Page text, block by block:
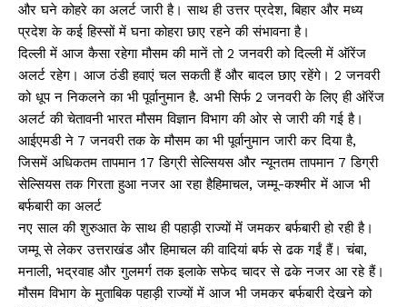
और घने कोहरे का अलर्ट जारी है। साथ ही उत्तर प्रदेश, बिहार और मध्य
प्रदेश के कई हिस्सों में घना कोहरा छाए रहने की संभावना है।
दिल्ली में आज कैसा रहेगा मौसम की मानें तो 2 जनवरी को दिल्ली में ऑरेंज
अलर्ट रहेग। आज ठंडी हवाएं चल सकती हैं और बादल छाए रहेंगे। 2 जनवरी
को धूप न निकलने का भी पूर्वानुमान है. अभी सिर्फ 2 जनवरी के लिए ही ऑरेंज
अलर्ट की चेतावनी भारत मौसम विज्ञान विभाग की ओर से जारी की गई है।
आईएमडी ने 7 जनवरी तक के मौसम का भी पूर्वानुमान जारी कर दिया है,
जिसमें अधिकतम तापमान 17 डिग्री सेल्सियस और न्यूनतम तापमान 7 डिग्री
सेल्सियस तक गिरता हुआ नजर आ रहा हैहिमाचल, जम्मू-कश्मीर में आज भी
बर्फबारी का अलर्ट
नए साल की शुरुआत के साथ ही पहाड़ी राज्यों में जमकर बर्फबारी हो रही है।
जम्मू से लेकर उत्तराखंड और हिमाचल की वादियां बर्फ से ढक गईं हैं। चंबा,
मनाली, भद्रवाह और गुलमर्ग तक इलाके सफेद चादर से ढके नजर आ रहे हैं।
मौसम विभाग के मुताबिक पहाड़ी राज्यों में आज भी जमकर बर्फबारी देखने को